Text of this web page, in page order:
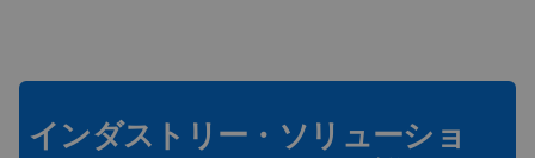
インダストリー・ソリューショ